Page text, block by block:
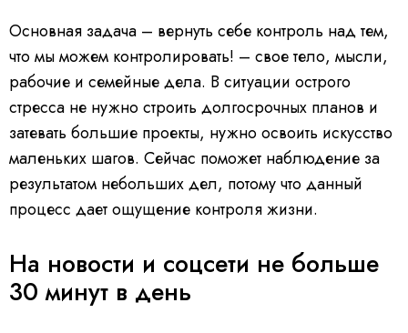
Основная задача – вернуть себе контроль над тем,
что мы можем контролировать! – свое тело, мысли,
рабочие и семейные дела. В ситуации острого
стресса не нужно строить долгосрочных планов и
затевать большие проекты, нужно освоить искусство
маленьких шагов. Сейчас поможет наблюдение за
результатом небольших дел, потому что данный
процесс дает ощущение контроля жизни.
На новости и соцсети не больше
30 минут в день